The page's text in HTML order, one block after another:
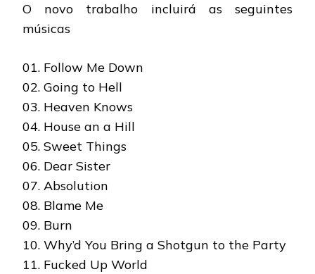
O novo trabalho incluirá as seguintes
músicas
01. Follow Me Down
02. Going to Hell
03. Heaven Knows
04. House an a Hill
05. Sweet Things
06. Dear Sister
07. Absolution
08. Blame Me
09. Burn
10. Why’d You Bring a Shotgun to the Party
11. Fucked Up World